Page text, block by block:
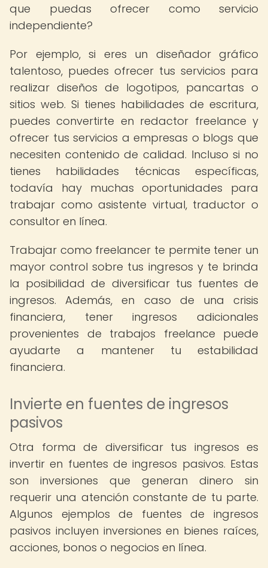
que puedas ofrecer como servicio
independiente?
Por ejemplo, si eres un diseñador gráfico
talentoso, puedes ofrecer tus servicios para
realizar diseños de logotipos, pancartas o
sitios web. Si tienes habilidades de escritura,
puedes convertirte en redactor freelance y
ofrecer tus servicios a empresas o blogs que
necesiten contenido de calidad. Incluso si no
tienes habilidades técnicas específicas,
todavía hay muchas oportunidades para
trabajar como asistente virtual, traductor o
consultor en línea.
Trabajar como freelancer te permite tener un
mayor control sobre tus ingresos y te brinda
la posibilidad de diversificar tus fuentes de
ingresos. Además, en caso de una crisis
financiera, tener ingresos adicionales
provenientes de trabajos freelance puede
ayudarte a mantener tu estabilidad
financiera.
Invierte en fuentes de ingresos
pasivos
Otra forma de diversificar tus ingresos es
invertir en fuentes de ingresos pasivos. Estas
son inversiones que generan dinero sin
requerir una atención constante de tu parte.
Algunos ejemplos de fuentes de ingresos
pasivos incluyen inversiones en bienes raíces,
acciones, bonos o negocios en línea.